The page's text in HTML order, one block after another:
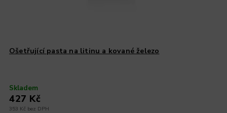
Ošetřující pasta na litinu a kované železo
Skladem
353 Kč bez DPH
427 Kč